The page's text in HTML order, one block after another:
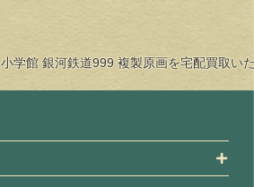
小学館 銀河鉄道999 複製原画を宅配買取い